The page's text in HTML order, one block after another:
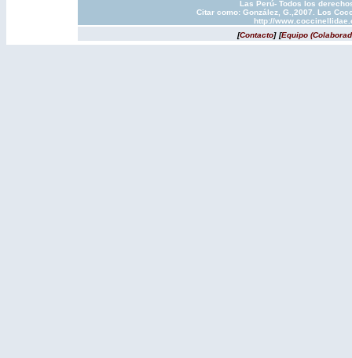
Las Perú- Todos los
Citar como: González, G.,2007. Los
http://
[Contacto] [Equipo